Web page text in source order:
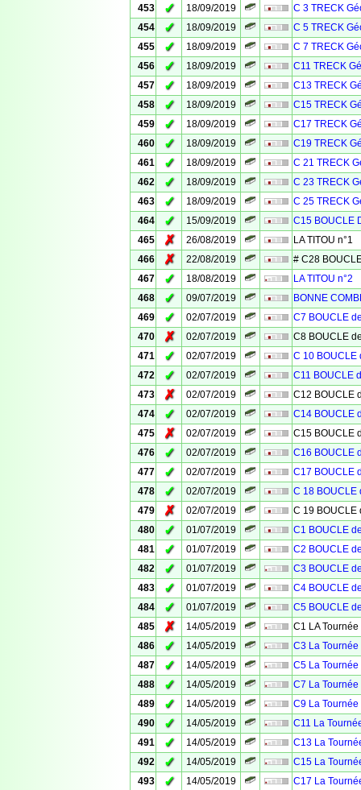
453
✓ 18/09/2019
C 3 TRECK
454
✓ 18/09/2019
C 5 TRECK
455
✓ 18/09/2019
C 7 TRECK
456
✓ 18/09/2019
C11 TRECK
457
✓ 18/09/2019
C13 TRECK
458
✓ 18/09/2019
C15 TRECK
459
✓ 18/09/2019
C17 TRECK
460
✓ 18/09/2019
C19 TRECK
461
✓ 18/09/2019
C 21 TRECK
462
✓ 18/09/2019
C 23 TRECK
463
✓ 18/09/2019
C 25 TRECK
464
✓ 15/09/2019
C15 BOUCLE
465
✗ 26/08/2019
LA TITOU n°1
466
✗ 22/08/2019
# C28
467
✓ 18/08/2019
LA TITOU n°2
468
✓ 09/07/2019
BONNE
469
✓ 02/07/2019
C7 BOUCLE
470
✗ 02/07/2019
C8 BOUCLE
471
✓ 02/07/2019
C 10 BOUCLE
472
✓ 02/07/2019
C11 BOUCLE
473
✗ 02/07/2019
C12 BOUCLE
474
✓ 02/07/2019
C14 BOUCLE
475
✗ 02/07/2019
C15 BOUCLE
476
✓ 02/07/2019
C16 BOUCLE
477
✓ 02/07/2019
C17 BOUCLE
478
✓ 02/07/2019
C 18 BOUCLE
479
✗ 02/07/2019
C 19 BOUCLE
480
✓ 01/07/2019
C1 BOUCLE
481
✓ 01/07/2019
C2 BOUCLE
482
✓ 01/07/2019
C3 BOUCLE
483
✓ 01/07/2019
C4 BOUCLE
484
✓ 01/07/2019
C5 BOUCLE
485
✗ 14/05/2019
C1 LA
486
✓ 14/05/2019
C3 La
487
✓ 14/05/2019
C5 La
488
✓ 14/05/2019
C7 La
489
✓ 14/05/2019
C9 La
490
✓ 14/05/2019
C11 La
491
✓ 14/05/2019
C13 La
492
✓ 14/05/2019
C15 La
493
✓ 14/05/2019
C17 La